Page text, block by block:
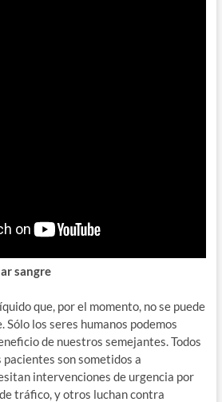
sangre
que, por el momento, no se puede
los seres humanos podemos
de nuestros semejantes. Todos
pacientes son sometidos a
intervenciones de urgencia por
tráfico, y otros luchan contra